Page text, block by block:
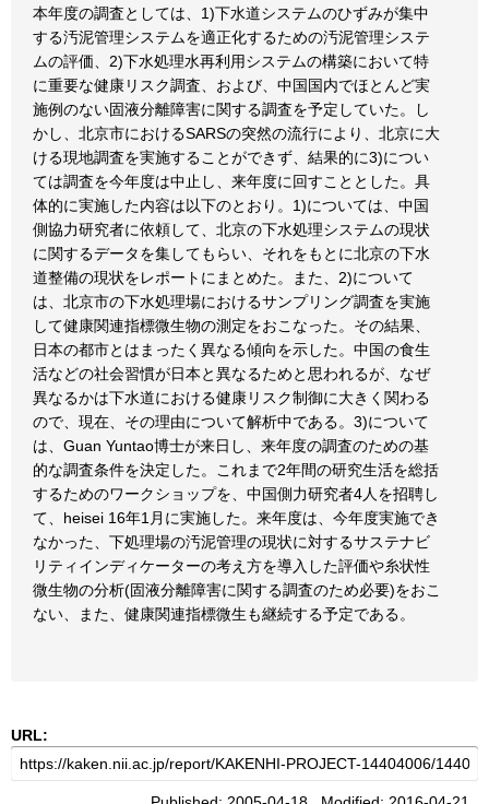
本年度の調査としては、1)下水道システムのひずみが集中
する汚泥管理システムを適正化するための汚泥管理システ
ムの評価、2)下水処理水再利用システムの構築において特
に重要な健康リスク調査、および、中国国内でほとんど実
施例のない固液分離障害に関する調査を予定していた。し
かし、北京市におけるSARSの突然の流行により、北京に大
ける現地調査を実施することができず、結果的に3)につい
ては調査を今年度は中止し、来年度に回すこととした。具
体的に実施した内容は以下のとおり。1)については、中国
側協力研究者に依頼して、北京の下水処理システムの現状
に関するデータを集してもらい、それをもとに北京の下水
道整備の現状をレポートにまとめた。また、2)について
は、北京市の下水処理場におけるサンプリング調査を実施
して健康関連指標微生物の測定をおこなった。その結果、
日本の都市とはまったく異なる傾向を示した。中国の食生
活などの社会習慣が日本と異なるためと思われるが、なぜ
異なるかは下水道における健康リスク制御に大きく関わる
ので、現在、その理由について解析中である。3)について
は、Guan Yuntao博士が来日し、来年度の調査のための基
的な調査条件を決定した。これまで2年間の研究生活を総括
するためのワークショップを、中国側力研究者4人を招聘し
て、heisei 16年1月に実施した。来年度は、今年度実施でき
なかった、下処理場の汚泥管理の現状に対するサステナビ
リティインディケーターの考え方を導入した評価や糸状性
微生物の分析(固液分離障害に関する調査のため必要)をおこ
ない、また、健康関連指標微生も継続する予定である。
URL: